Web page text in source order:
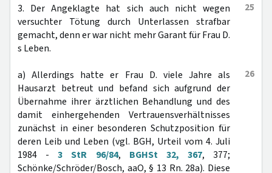
25
3. Der Angeklagte hat sich auch nicht wegen
versuchter Tötung durch Unterlassen strafbar
gemacht, denn er war nicht mehr Garant für Frau D.
s Leben.
26
a) Allerdings hatte er Frau D. viele Jahre als
Hausarzt betreut und befand sich aufgrund der
Übernahme ihrer ärztlichen Behandlung und des
damit einhergehenden Vertrauensverhältnisses
zunächst in einer besonderen Schutzposition für
deren Leib und Leben (vgl. BGH, Urteil vom 4. Juli
1984 -3 StR 96/84, BGHSt 32, 367, 377;
Schönke/Schröder/Bosch, aaO, § 13 Rn. 28a). Diese